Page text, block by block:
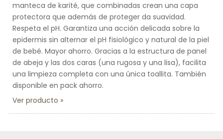
manteca de karité, que combinadas crean una capa
protectora que además de proteger da suavidad.
Respeta el pH. Garantiza una acción delicada sobre la
epidermis sin alternar el pH fisiológico y natural de la piel
de bebé. Mayor ahorro. Gracias a la estructura de panel
de abeja y las dos caras (una rugosa y una lisa), facilita
una limpieza completa con una única toallita. También
disponible en pack ahorro.
Ver producto